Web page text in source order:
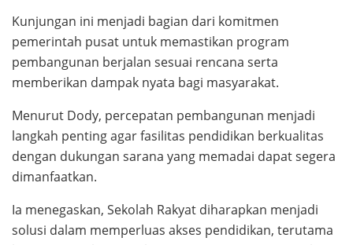
Kunjungan ini menjadi bagian dari komitmen
pemerintah pusat untuk memastikan program
pembangunan berjalan sesuai rencana serta
memberikan dampak nyata bagi masyarakat.
Menurut Dody, percepatan pembangunan menjadi
langkah penting agar fasilitas pendidikan berkualitas
dengan dukungan sarana yang memadai dapat segera
dimanfaatkan.
Ia menegaskan, Sekolah Rakyat diharapkan menjadi
solusi dalam memperluas akses pendidikan, terutama